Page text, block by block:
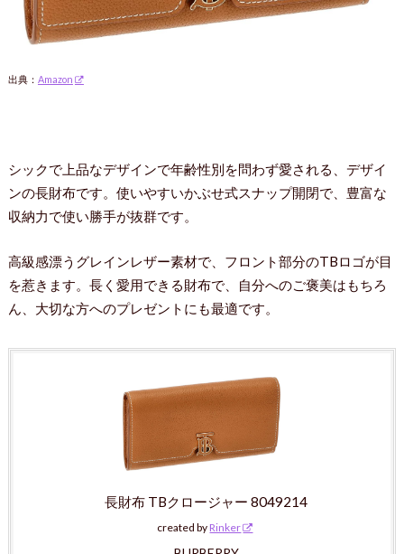
出典： Amazon
シックで上品なデザインで年齢性別を問わず愛される、デザイ
ンの長財布です。使いやすいかぶせ式スナップ開閉で、豊富な
収納力で使い勝手が抜群です。
高級感漂うグレインレザー素材で、フロント部分のTBロゴが目
を惹きます。長く愛用できる財布で、自分へのご褒美はもちろ
ん、大切な方へのプレゼントにも最適です。
長財布 TBクロージャー 8049214
created by Rinker